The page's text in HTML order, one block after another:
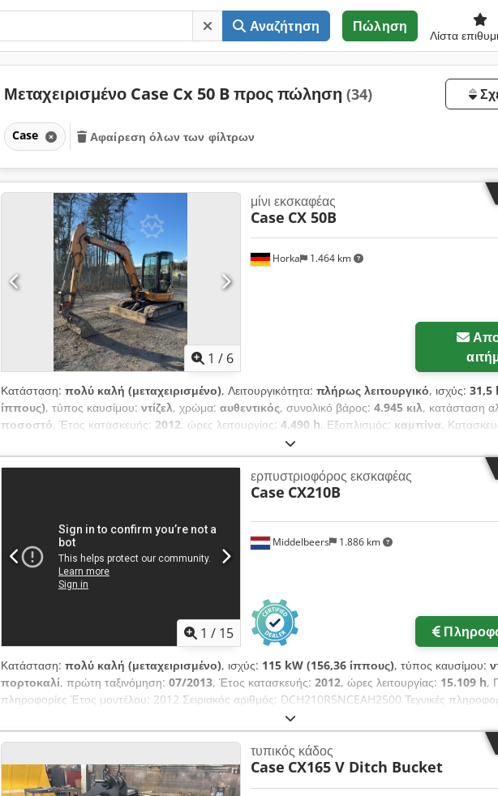
Αναζήτηση Πώληση
Λίστα
Μεταχειρισμένο Case Cx 50 B προς πώληση (34)
Case Αφαίρεση όλων των φίλτρων
1 / 6
Horka 1.464 km
μίνι εκσκαφέας
Case CX 50B
Αποστολή
Κατάσταση: πολύ καλή (μεταχειρισμένο), Λειτουργικότητα: πλήρως λειτουργικό, ισχύς: 31,5
ίππους), τύπος καυσίμου: ντίζελ, χρώμα: αυθεντικός, συνολικό βάρος: 4.945 κιλ, κατάσταση
ποσοστό, Έτος κατασκευής: 2012, ώρες λειτουργίας: 4.490 h, Εξοπλισμός: καμπίνα,
Τύπος: CX 50B S2 Έτος κατασκευής: 2012 Ωρες λειτουργίας: 4490 Βάρος: 4945 kg Κινητήρας:
XYB Ισχύς: 31,5 kW Ερπύστριες: 400mm ερπύστριες από καουτσούκ Εξοπλισμός:
υδραυλικό κουτάλι διαμόρφωσης τάφρων, Cjdsy H H Aropfx Abxeha λεπίδα ισοπέδωσης,
έτοιμο για χρήση. Επιφυλάξεις για λάθη και ενδιάμεση πώληση.
1 / 15
Middelbeers 1.886 km
ερπυστριοφόρος εκσκαφέας
Case CX210B
Κατάσταση: πολύ καλή (μεταχειρισμένο), ισχύς: 115 kW (156,36 ίππους), τύπος καυσίμου:
πορτοκαλί, πρώτη ταξινόμηση: 07/2013, Έτος κατασκευής: 2012, ώρες λειτουργίας: 15.109 h,
πληροφορίες Έτος μοντέλου: 2012 Σειριακός αριθμός: DCH210R5NCEAH2500 Τεχνικές
κυλίνδρων: 4 Κενό βάρος: 22.600 kg Λειτουργικά Πλάτος εργασίας: 300 cm Σήμανση CE: ναι
κατάσταση: πολύ καλή Οπτική κατάσταση: πολύ καλή Chjdpsy En Ndsfx Abxoa Οικονομικές
Κατόπιν αιτήματος Εγγύηση Εγγύηση: Από πρώτο χέρι, πλήρες βιβλίο service, άμεσα έτοιμο για
ερπυστριοφόρο πλαίσιο - Περιλαμβάνονται 3 κουβάδες: 1300 mm, 450 mm και 2000 mm
τάφρων - Προαιρετικά με σύστημα TOPCON 3D (2021)
τυπικός κάδος
Case CX165 V Ditch Bucket